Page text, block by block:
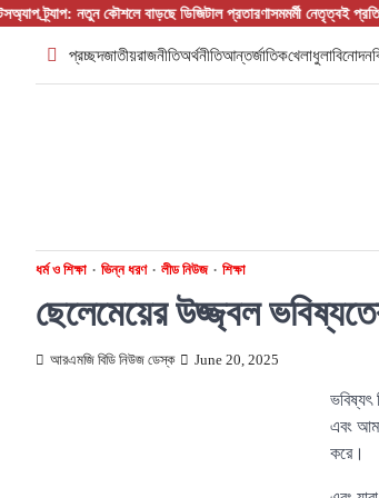
Skip
content
নতুন কৌশলে বাড়ছে ডিজিটাল প্রতারণাসমমর্মী নেতৃত্বই প্রতিষ্ঠানের
প্রচ্ছদজাতীয়রাজনীতিঅর্থনীতিআন্তর্জাতিকখেলাধুলাবিনোদন
ধর্ম ও শিক্ষা ভিন্ন ধরণ লীড নিউজ শিক্ষা
ছেলেমেয়ের উজ্জ্বল
আরএমজি বিডি নিউজ ডেস্ক June 20, 2025
ভবিষ্যৎ
এবং
করে।